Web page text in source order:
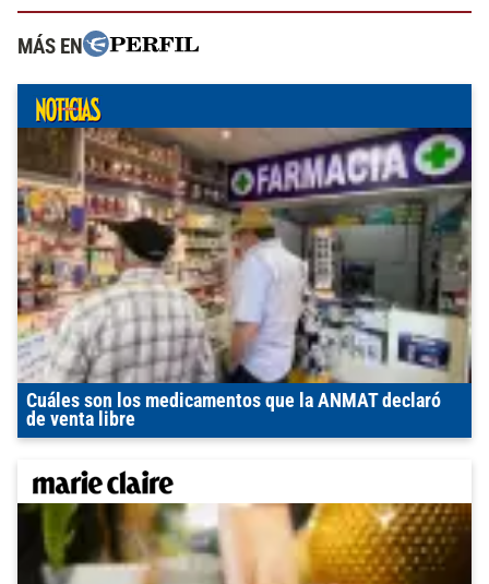
MÁS EN
Cuáles son los medicamentos que la ANMAT declaró
de venta libre